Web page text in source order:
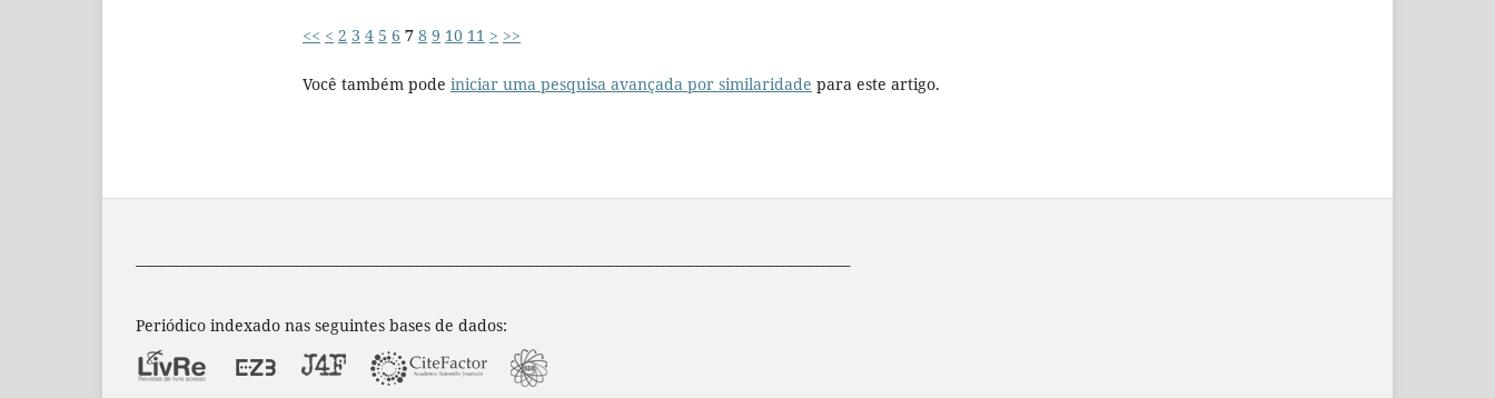
<< < 2 3 4 5 6 7 8 9 10 11 > >>
Você também pode iniciar uma pesquisa avançada por similaridade para este artigo.
Periódico indexado nas seguintes bases de dados: